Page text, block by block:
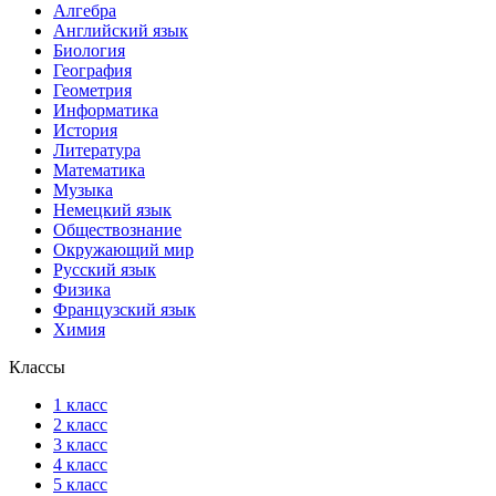
Алгебра
Английский язык
Биология
География
Геометрия
Информатика
История
Литература
Математика
Музыка
Немецкий язык
Обществознание
Окружающий мир
Русский язык
Физика
Французский язык
Химия
Классы
1 класс
2 класс
3 класс
4 класс
5 класс